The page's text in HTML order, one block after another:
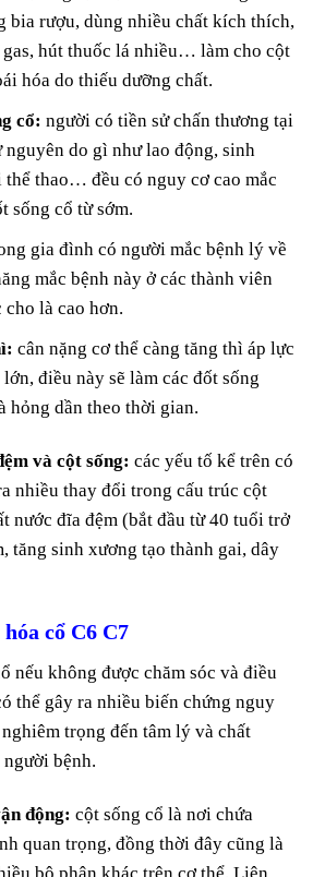
bia rượu, dùng nhiều chất kích thích,
hút thuốc lá nhiều… làm cho cột
hóa do thiếu dưỡng chất.
cổ: người có tiền sử chấn thương tại
nguyên do gì như lao động, sinh
thể thao… đều có nguy cơ cao mắc
sống cổ từ sớm.
gia đình có người mắc bệnh lý về
mắc bệnh này ở các thành viên
là cao hơn.
cân nặng cơ thể càng tăng thì áp lực
điều này sẽ làm các đốt sống
hỏng dần theo thời gian.
và cột sống: các yếu tố kể trên có
nhiều thay đổi trong cấu trúc cột
nước đĩa đệm (bắt đầu từ 40 tuổi trở
tăng sinh xương tạo thành gai, dây
cổ C6 C7
nếu không được chăm sóc và điều
thể gây ra nhiều biến chứng nguy
trọng đến tâm lý và chất
bệnh.
động:cột sống cổ là nơi chứa
quan trọng, đồng thời đây cũng là